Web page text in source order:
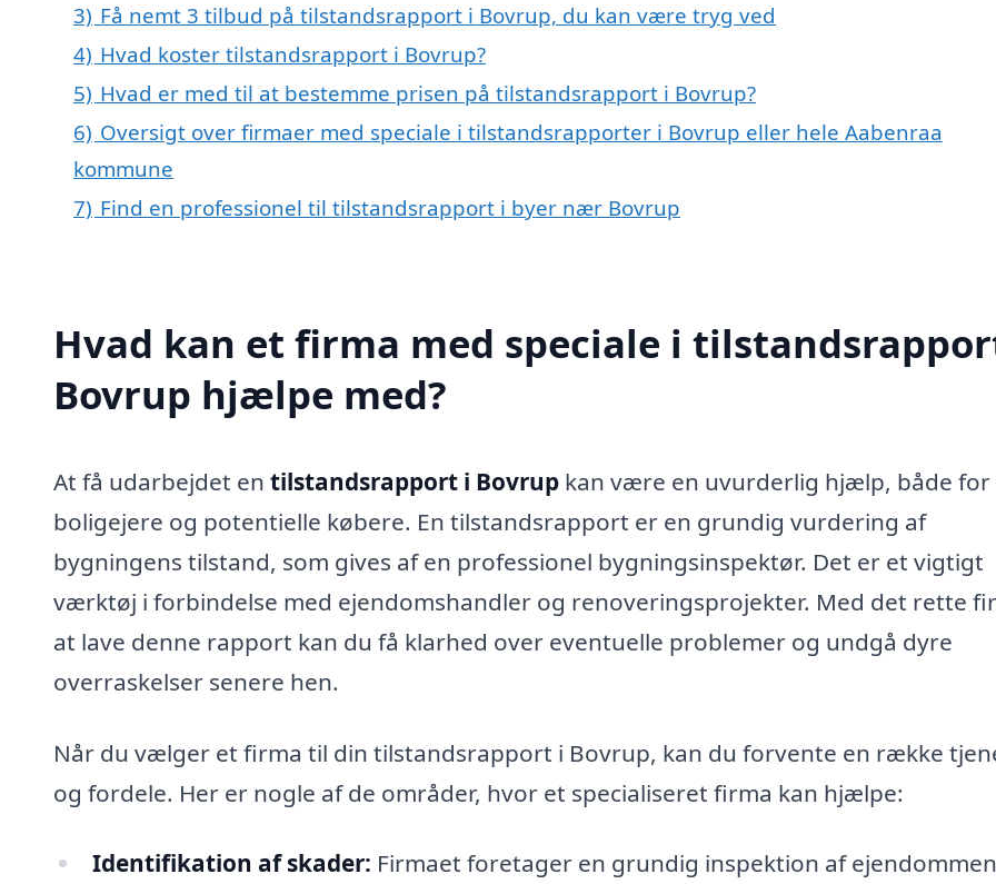
3) Få nemt 3 tilbud på tilstandsrapport i Bovrup, du kan være tryg ved
4) Hvad koster tilstandsrapport i Bovrup?
5) Hvad er med til at bestemme prisen på tilstandsrapport i Bovrup?
6) Oversigt over firmaer med speciale i tilstandsrapporter i Bovrup eller hele Aabenraa
kommune
7) Find en professionel til tilstandsrapport i byer nær Bovrup
Hvad kan et firma med speciale i
Bovrup hjælpe med?
At få udarbejdet en tilstandsrapport i Bovrup kan være en uvurderlig hjælp, både for
boligejere og potentielle købere. En tilstandsrapport er en grundig vurdering af
bygningens tilstand, som gives af en professionel bygningsinspektør. Det er et vigtigt
værktøj i forbindelse med ejendomshandler og renoveringsprojekter. Med det rette
at lave denne rapport kan du få klarhed over eventuelle problemer og undgå dyre
overraskelser senere hen.
Når du vælger et firma til din tilstandsrapport i Bovrup, kan du forvente en række
og fordele. Her er nogle af de områder, hvor et specialiseret firma kan hjælpe:
Identifikation af skader: Firmaet foretager en grundig inspektion af